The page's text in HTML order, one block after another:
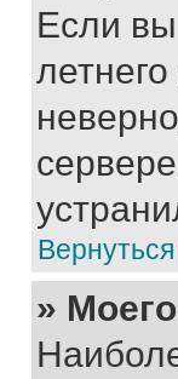
Если
»